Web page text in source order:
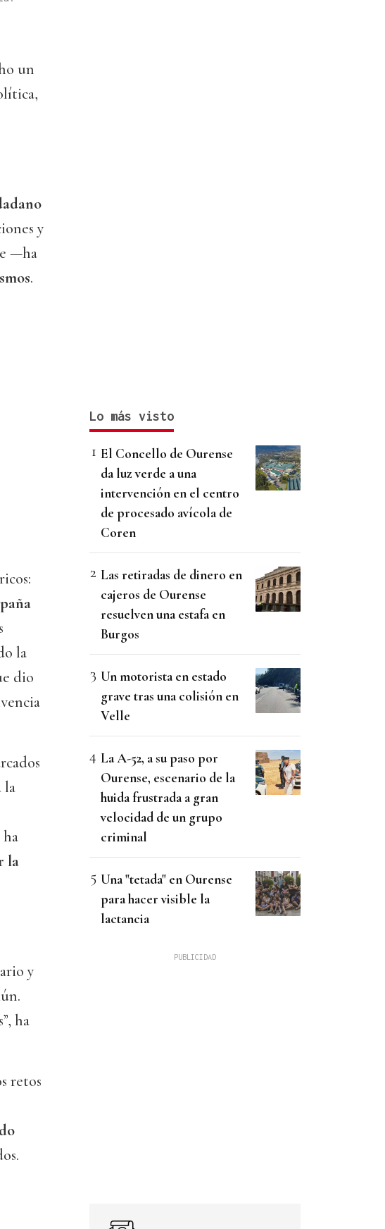
un
y
—ha
.
la
dio
la
la
y
ha
retos
Lo más visto
El Concello de Ourense
da luz verde a una
intervención en el centro
de procesado avícola de
Coren
Las retiradas de dinero en
cajeros de Ourense
resuelven una estafa en
Burgos
Un motorista en estado
grave tras una colisión en
Velle
La A-52, a su paso por
Ourense, escenario de la
huida frustrada a gran
velocidad de un grupo
criminal
Una "tetada" en Ourense
para hacer visible la
lactancia